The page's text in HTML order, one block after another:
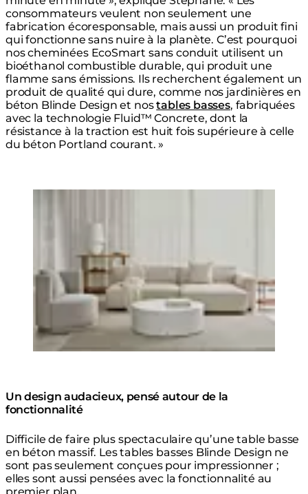
consommateurs veulent non seulement une
fabrication écoresponsable, mais aussi un produit fini
qui fonctionne sans nuire à la planète. C’est pourquoi
nos cheminées EcoSmart sans conduit utilisent un
bioéthanol combustible durable, qui produit une
flamme sans émissions. Ils recherchent également un
produit de qualité qui dure, comme nos jardinières en
béton Blinde Design et nostables basses, fabriquées
avec la technologie Fluid™ Concrete, dont la
résistance à la traction est huit fois supérieure à celle
du béton Portland courant. »
Un design audacieux, pensé autour de la
fonctionnalité
Difficile de faire plus spectaculaire qu’une table basse
en béton massif. Les tables basses Blinde Design ne
sont pas seulement conçues pour impressionner ;
elles sont aussi pensées avec la fonctionnalité au